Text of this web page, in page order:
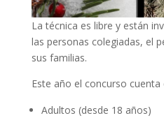
La técnica es libre y están
las personas colegiadas, el
sus familias.
Este año el concurso
Adultos (desde 18 años)